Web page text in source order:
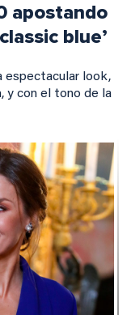
apostando
blue’
espectacular look,
y con el tono de la